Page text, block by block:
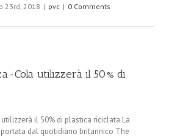
23rd, 2018 | pvc | 0 Comments
Cola utilizzerà il 50% di
il 50% di plastica riciclata La
dal quotidiano britannico The